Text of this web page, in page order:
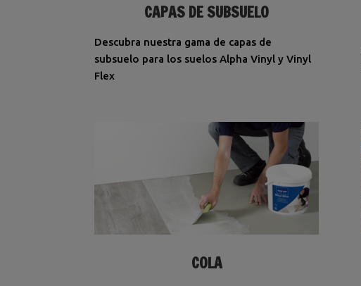
CAPAS DE SUBSUELO
Descubra nuestra gama de capas de
subsuelo para los suelos Alpha Vinyl y Vinyl
Flex
COLA